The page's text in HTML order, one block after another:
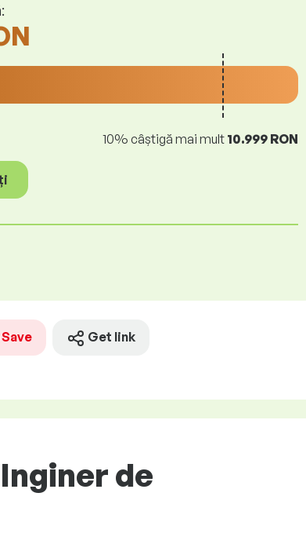
10% câștigă mai mult 10.999 RON
Save Get link
de